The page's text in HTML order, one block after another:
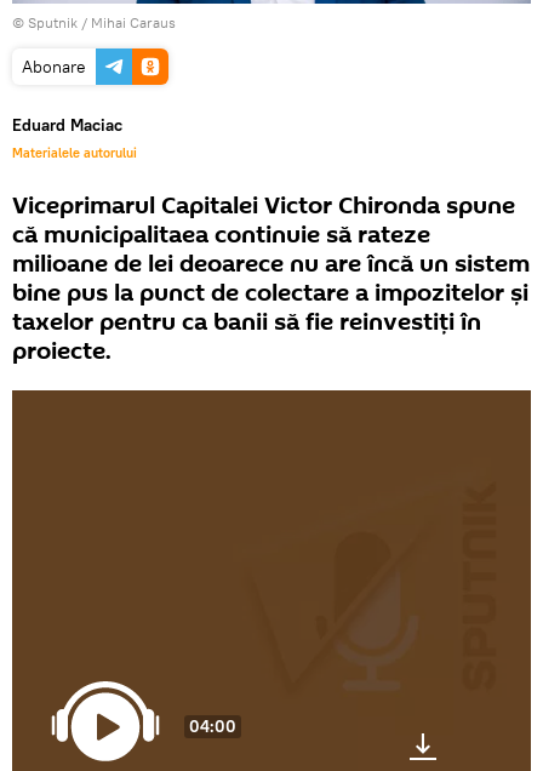
© Sputnik / Mihai Caraus
Abonare
Eduard Maciac
Materialele autorului
Viceprimarul Capitalei Victor Chironda spune
că municipalitaea continuie să rateze
milioane de lei deoarece nu are încă un sistem
bine pus la punct de colectare a impozitelor și
taxelor pentru ca banii să fie reinvestiți în
proiecte.
04:00